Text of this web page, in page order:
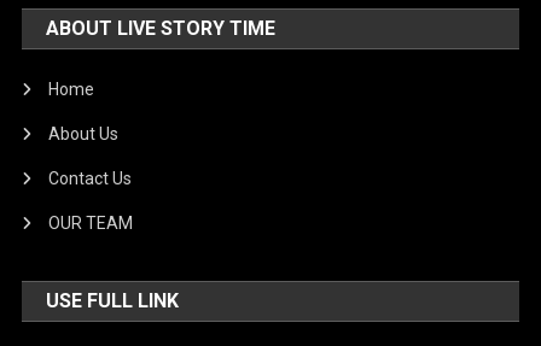
ABOUT LIVE STORY TIME
Home
About Us
Contact Us
OUR TEAM
USE FULL LINK